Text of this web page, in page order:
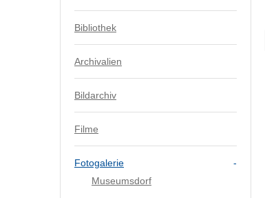
Bibliothek
Archivalien
Bildarchiv
Filme
Fotogalerie
Museumsdorf